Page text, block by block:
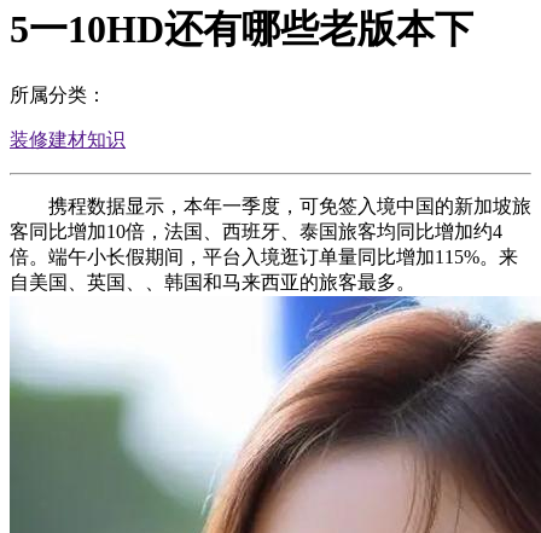
5一10HD还有哪些老版本下
所属分类：
装修建材知识
携程数据显示，本年一季度，可免签入境中国的新加坡旅
客同比增加10倍，法国、西班牙、泰国旅客均同比增加约4
倍。端午小长假期间，平台入境逛订单量同比增加115%。来
自美国、英国、、韩国和马来西亚的旅客最多。